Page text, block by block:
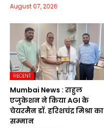
August 07, 2026
RECENT
Mumbai News : राहुल
एजुकेशन ने किया AGI के
चेयरमैन डॉ. हरिशचंद्र मिश्रा का
सम्मान